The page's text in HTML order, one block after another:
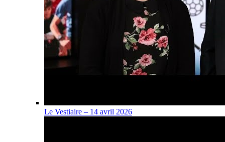
Le Vestiaire – 14 avril 2026